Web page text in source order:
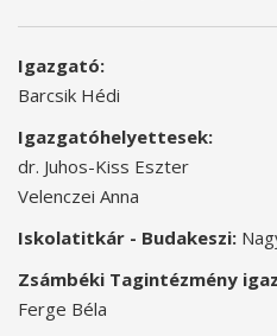
Igazgató:
Barcsik Hédi
Igazgatóhelyettesek:
dr. Juhos-Kiss Eszter
Velenczei Anna
Iskolatitkár - Budakeszi:
Zsámbéki Tagintézmény
Ferge Béla